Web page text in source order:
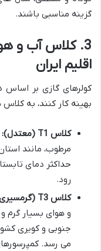
گزینه مناسبی باشند.
اقلیم ایران
کولرهای گازی بر
بهینه کار کنند، به
کلاس T1 (معتدل):
مرطوب، مانند
رود.
کلاس T3 (گرمسیری/حاره ای):
و هوای بسیار گرم